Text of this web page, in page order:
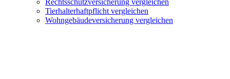
Rechtsschutzversicherung vergleichen
Tierhalterhaftpflicht vergleichen
Wohngebäudeversicherung vergleichen